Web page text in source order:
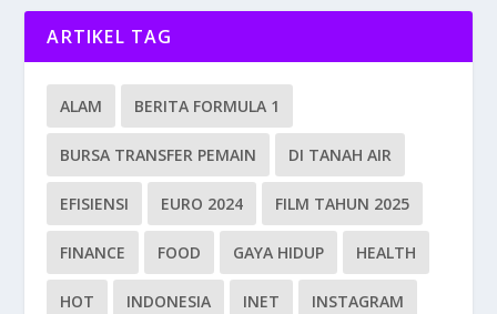
ARTIKEL TAG
ALAM BERITA FORMULA 1
BURSA TRANSFER PEMAIN DI TANAH AIR
EFISIENSI EURO 2024 FILM TAHUN 2025
FINANCE FOOD GAYA HIDUP HEALTH
HOT INDONESIA INET INSTAGRAM